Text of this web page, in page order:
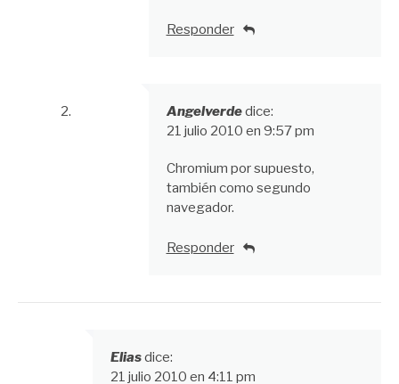
Responder
Angelverdedice:
21 julio 2010 en 9:57 pm
Chromium por supuesto,
también como segundo
navegador.
Responder
Eliasdice:
21 julio 2010 en 4:11 pm